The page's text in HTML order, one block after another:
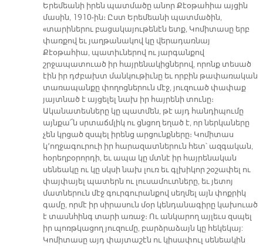
Երեմեանի իրեն պատմածը անոր Քէօթահիա այցին
մասին, 1910-ին։ Ըստ Երեմեանի պատմածին,
«տարիներու բացակայութենէն ետք, Կոմիտասը երբ
փառքով եւ յաղթանակով կը վերադառնայ
Քէօթահիա, պատիւներով ու յարգանքով
շրջապատուած իր հայրենակիցներով, որոնք տեսած
էին իր դժբախտ մանկութիւնը եւ որբին թափառական
տառապանքը փողոցներուն մէջ, յուզուած փափաք
յայտնած է այցելել նախ իր հայրենի տունը։
Ականատեսները կը պատմեն, թէ այդ հանդիպումը
այնքա՜ն սրտաճմլիկ ու ցնցող եղած է, որ ներկաները
չեն կրցած զսպել իրենց արցունքները։ Կոմիտաս
կ՚ողջագուրուի իր հարազատներուն հետ՝ ազգական,
հօրեղբօրորդի, եւ ապա կը մտնէ իր հայրենական
սենեակը ու կը սկսի նախ լուռ եւ գլխիկոր շօշափել ու
փայփայել պատերն ու լուսամուտները, եւ յետոյ
մատներուն մէջ գուրգուրանքով սեղմել այն փոքրիկ
գամը, որմէ իր սիրասուն մօր կենդանագիրը կախուած
է տասնհինգ տարի առաջ։ Ու անկարող այլեւս զսպել
իր պոռթկացող յուզումը, բարձրաձայն կը հեկեկայ:
Կոմիտասը այդ փայտաշէն ու կիսափուլ սենեակին